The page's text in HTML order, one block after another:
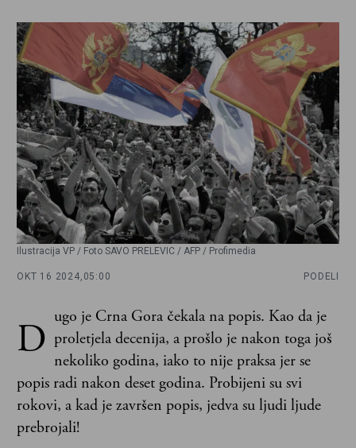
Ilustracija VP / Foto SAVO PRELEVIC / AFP / Profimedia
OKT 16 2024, 05:00 PODELI
D ugo je Crna Gora čekala na popis. Kao da je
proletjela decenija, a prošlo je nakon toga još
nekoliko godina, iako to nije praksa jer se
popis radi nakon deset godina. Probijeni su svi
rokovi, a kad je završen popis, jedva su ljudi ljude
prebrojali!